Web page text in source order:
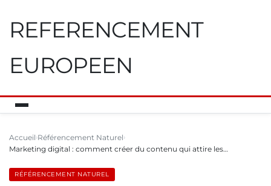
REFERENCEMENT
EUROPEEN
Accueil Référencement Naturel
Marketing digital : comment créer du contenu qui attire les…
RÉFÉRENCEMENT NATUREL